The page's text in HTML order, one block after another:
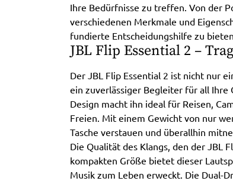
Ihre Bedürfnisse zu treffen. Von der
verschiedenen Merkmale und
fundierte Entscheidungshilfe zu
JBL Flip Essential 2 –
Der JBL Flip Essential 2 ist nicht nur
ein zuverlässiger Begleiter für all Ihre
Design macht ihn ideal für Reisen,
Freien. Mit einem Gewicht von nur
Tasche verstauen und überallhin
Die Qualität des Klangs, den der JBL
kompakten Größe bietet dieser
Musik zum Leben erweckt. Die Dual-